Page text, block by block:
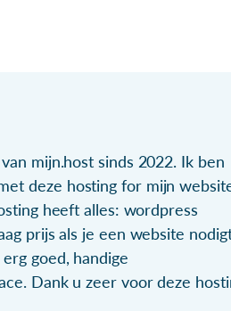
mijn.host sinds 2022. Ik ben
deze hosting for mijn
heeft alles: wordpress
prijs als je een website
goed, handige
Dank u zeer voor deze